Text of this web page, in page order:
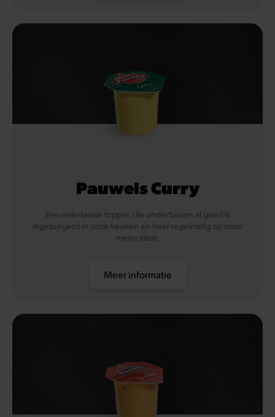
Pauwels Curry
Een oriëntaalse topper, die ondertussen al goed is
ingeburgerd in onze keuken en heel regelmatig op onze
menu staat.
Meer informatie